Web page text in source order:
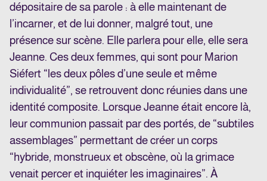
dépositaire de sa parole : à elle maintenant de
l’incarner, et de lui donner, malgré tout, une
présence sur scène. Elle parlera pour elle, elle sera
Jeanne. Ces deux femmes, qui sont pour Marion
Siéfert “les deux pôles d’une seule et même
individualité”, se retrouvent donc réunies dans une
identité composite. Lorsque Jeanne était encore là,
leur communion passait par des portés, de “subtiles
assemblages” permettant de créer un corps
“hybride, monstrueux et obscène, où la grimace
venait percer et inquiéter les imaginaires”. À